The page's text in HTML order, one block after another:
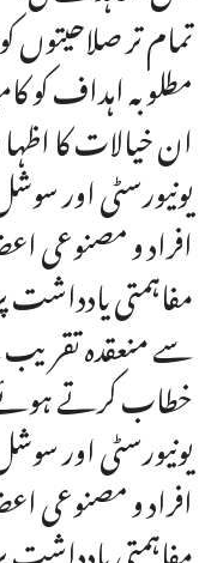
تمام تر
مطلوبہ اہداف
ان خیالات کا
یونیورسٹی اور
افراد و مصنوعی
مفاہمتی
سے منعقدہ
خطاب کرتے
یونیورسٹی اور
افراد و مصنوعی
مفاہمتی یادداشت